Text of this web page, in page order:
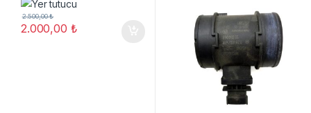
2.000,00 ₺
2.500,00₺